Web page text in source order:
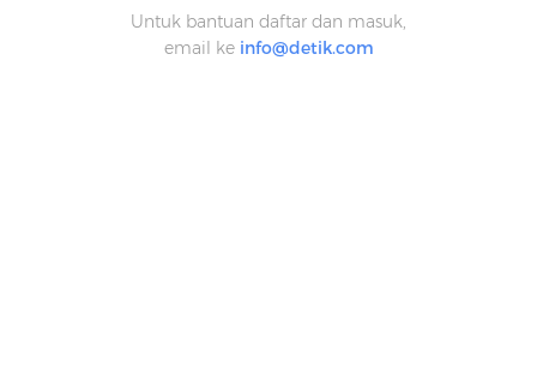
Untuk bantuan daftar dan masuk,
email ke info@detik.com